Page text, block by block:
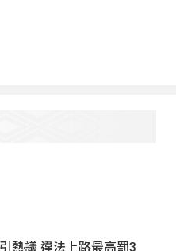
熱議 違法上路最高罰3